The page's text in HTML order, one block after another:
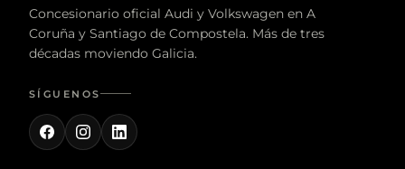
Concesionario oficial Audi y Volkswagen en A
Coruña y Santiago de Compostela. Más de tres
décadas moviendo Galicia.
SÍGUENOS